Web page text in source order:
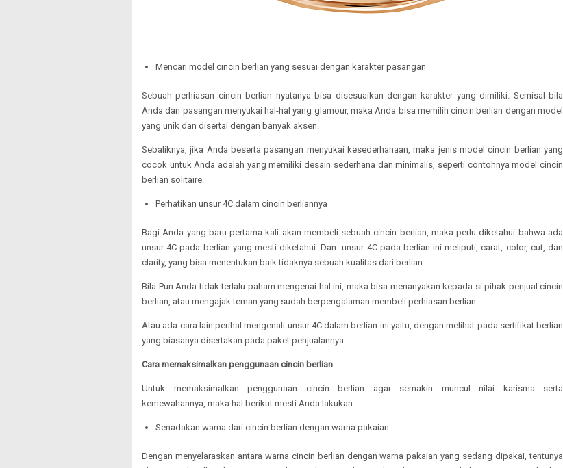
Mencari model cincin berlian yang sesuai dengan karakter pasangan
Sebuah perhiasan cincin berlian nyatanya bisa disesuaikan dengan karakter yang dimiliki. Semisal bila
Anda dan pasangan menyukai hal-hal yang glamour, maka Anda bisa memilih cincin berlian dengan model
yang unik dan disertai dengan banyak aksen.
Sebaliknya, jika Anda beserta pasangan menyukai kesederhanaan, maka jenis model cincin berlian yang
cocok untuk Anda adalah yang memiliki desain sederhana dan minimalis, seperti contohnya model cincin
berlian solitaire.
Perhatikan unsur 4C dalam cincin berliannya
Bagi Anda yang baru pertama kali akan membeli sebuah cincin berlian, maka perlu diketahui bahwa ada
unsur 4C pada berlian yang mesti diketahui. Dan unsur 4C pada berlian ini meliputi, carat, color, cut, dan
clarity, yang bisa menentukan baik tidaknya sebuah kualitas dari berlian.
Bila Pun Anda tidak terlalu paham mengenai hal ini, maka bisa menanyakan kepada si pihak penjual cincin
berlian, atau mengajak teman yang sudah berpengalaman membeli perhiasan berlian.
Atau ada cara lain perihal mengenali unsur 4C dalam berlian ini yaitu, dengan melihat pada sertifikat berlian
yang biasanya disertakan pada paket penjualannya.
Cara memaksimalkan penggunaan cincin berlian
Untuk memaksimalkan penggunaan cincin berlian agar semakin muncul nilai karisma serta
kemewahannya, maka hal berikut mesti Anda lakukan.
Senadakan warna dari cincin berlian dengan warna pakaian
Dengan menyelaraskan antara warna cincin berlian dengan warna pakaian yang sedang dipakai, tentunya